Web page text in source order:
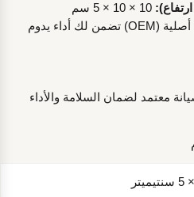
قطعة أصلية (OEM) تضمن لك أداء يدوم
معتمد لضمان السلامة والأداء